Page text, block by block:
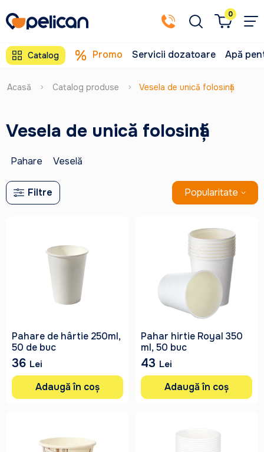
0
Catalog Promo Servicii dozatoare Apă
Acasă Catalog produse Vesela de unică folosință
Vesela de unică folosință
Pahare Veselă
Filtre Popularitate
Pahare de hârtie 250ml,
50 de buc
36 Lei
Adaugă în coș
Pahar hirtie Royal 350
ml, 50 buc
43 Lei
Adaugă în coș